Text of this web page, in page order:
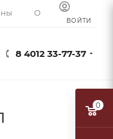
О компании
ВОЙТИ
8 4012 33-77-37
0